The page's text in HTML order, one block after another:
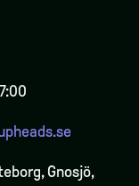
Gnosjö,